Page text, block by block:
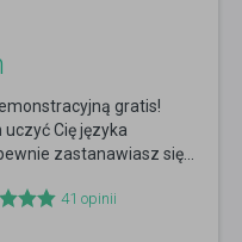
gratis!
Cię języka
zastanawiasz się...
41 opinii